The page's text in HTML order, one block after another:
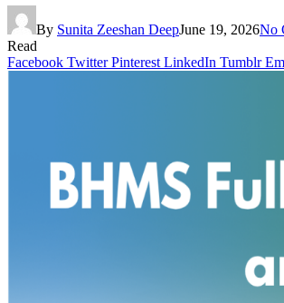
By Sunita Zeeshan DeepJune 19, 2026No
Read
Facebook Twitter Pinterest LinkedIn Tumblr